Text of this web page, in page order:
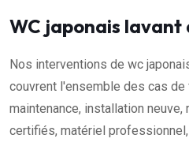
WC japonais lavant
Nos interventions de wc
couvrent l'ensemble des cas de
maintenance, installation
certifiés, matériel